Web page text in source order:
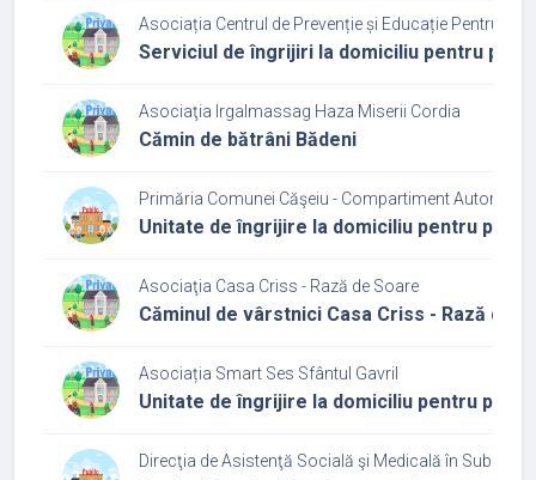
Asociația Centrul de Prevenție și Educație Pentru
Serviciul de îngrijiri la domiciliu pentru
Asociaţia Irgalmassag Haza Miserii Cordia
Cămin de bătrâni Bădeni
Primăria Comunei Căşeiu - Compartiment Autoritate
Unitate de îngrijire la domiciliu pentru
Asociaţia Casa Criss - Rază de Soare
Căminul de vârstnici Casa Criss - Rază de
Asociația Smart Ses Sfântul Gavril
Unitate de îngrijire la domiciliu pentru
Direcţia de Asistenţă Socială şi Medicală în